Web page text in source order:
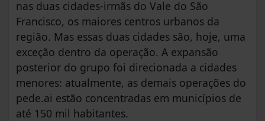
nas duas cidades-irmãs do Vale do São
Francisco, os maiores centros urbanos da
região. Mas essas duas cidades são, hoje, uma
exceção dentro da operação. A expansão
posterior do grupo foi direcionada a cidades
menores: atualmente, as demais operações do
pede.ai estão concentradas em municípios de
até 150 mil habitantes.